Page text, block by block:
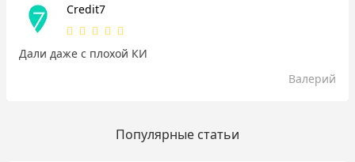
Credit7
Дали даже с плохой КИ
Валерий
Популярные статьи